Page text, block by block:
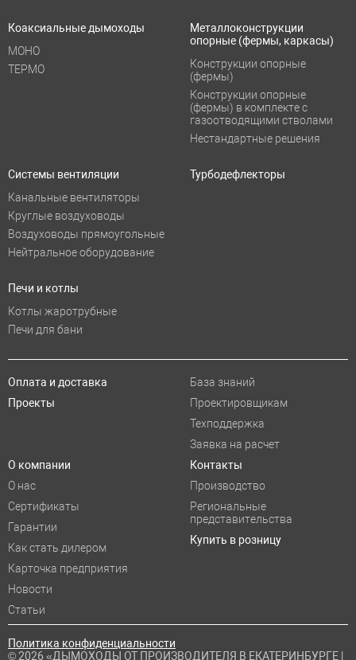
Коаксиальные дымоходы
МОНО
ТЕРМО
Металлоконструкции
опорные (фермы, каркасы)
Конструкции опорные
(фермы)
Конструкции опорные
(фермы) в комплекте с
газоотводящими стволами
Нестандартные решения
Системы вентиляции
Канальные вентиляторы
Круглые воздуховоды
Воздуховоды прямоугольные
Нейтральное оборудование
Турбодефлекторы
Печи и котлы
Котлы жаротрубные
Печи для бани
Политика конфиденциальности
© 2026 «ДЫМОХОДЫ ОТ ПРОИЗВОДИТЕЛЯ В ЕКАТЕРИНБУРГЕ |
Оплата и доставка
Проекты
База знаний
Проектировщикам
Техподдержка
Заявка на расчет
О компании
О нас
Сертификаты
Гарантии
Как стать дилером
Карточка предприятия
Новости
Статьи
Контакты
Производство
Региональные
представительства
Купить в розницу